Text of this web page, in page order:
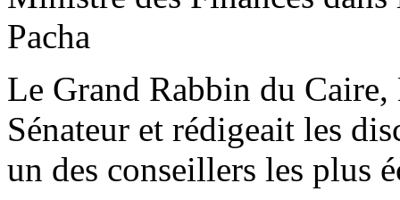
Pacha
Le Grand Rabbin du
Sénateur et rédigeait les
un des conseillers les plus